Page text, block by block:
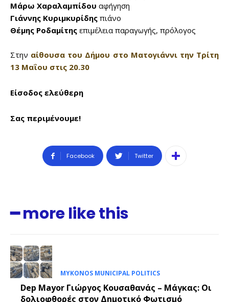
Μάρω Χαραλαμπίδου αφήγηση
Γιάννης Κυριμκυρίδης πιάνο
Θέμης Ροδαμίτης επιμέλεια παραγωγής, πρόλογος
Στην αίθουσα του Δήμου στο Ματογιάννι τηνΤρίτη
13 Μαΐου στις 20.30
Είσοδος ελεύθερη
Σας περιμένουμε!
Facebook Twitter
━ more like this
MYKONOS MUNICIPAL POLITICS
Dep Mayor Γιώργος Κουσαθανάς – Μάγκας: Οι
δολιοφθορές στον Δημοτικό Φωτισμό